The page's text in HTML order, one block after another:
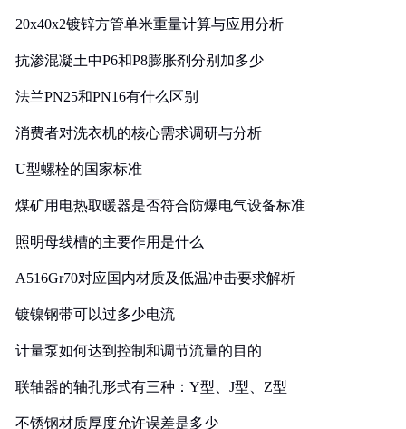
20x40x2镀锌方管单米重量计算与应用分析
抗渗混凝土中P6和P8膨胀剂分别加多少
法兰PN25和PN16有什么区别
消费者对洗衣机的核心需求调研与分析
U型螺栓的国家标准
煤矿用电热取暖器是否符合防爆电气设备标准
照明母线槽的主要作用是什么
A516Gr70对应国内材质及低温冲击要求解析
镀镍钢带可以过多少电流
计量泵如何达到控制和调节流量的目的
联轴器的轴孔形式有三种：Y型、J型、Z型
不锈钢材质厚度允许误差是多少